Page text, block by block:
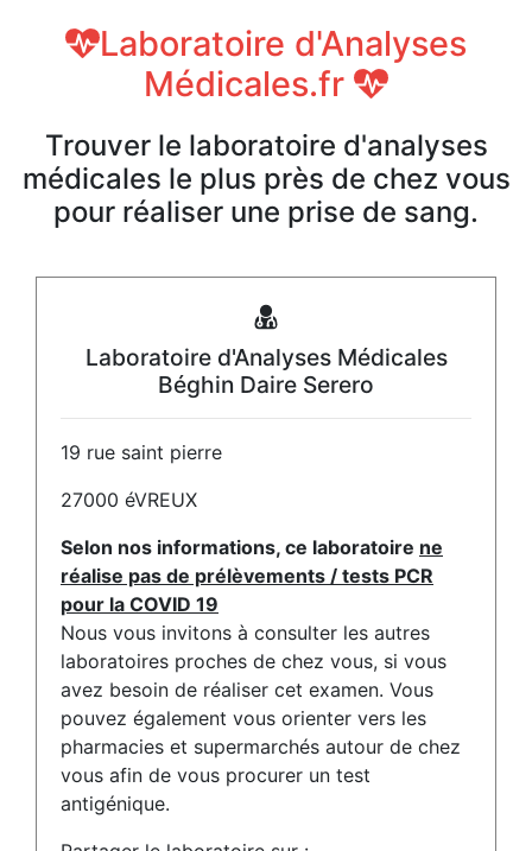
Laboratoire d'Analyses
Médicales.fr
Trouver le laboratoire d'analyses
médicales le plus près de chez vous
pour réaliser une prise de sang.
Laboratoire d'Analyses Médicales
Béghin Daire Serero
19 rue saint pierre
27000 éVREUX
Selon nos informations, ce laboratoire ne
réalise pas de prélèvements / tests PCR
pour la COVID 19
Nous vous invitons à consulter les autres
laboratoires proches de chez vous, si vous
avez besoin de réaliser cet examen. Vous
pouvez également vous orienter vers les
pharmacies et supermarchés autour de chez
vous afin de vous procurer un test
antigénique.